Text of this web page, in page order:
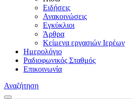
Ειδήσεις
Ανακοινώσεις
Εγκύκλιοι
Άρθρα
Κείμενα εργασιών Ιερέων
Ημερολόγιο
Ραδιοφωνικός Σταθμός
Επικοινωνία
Αναζήτηση